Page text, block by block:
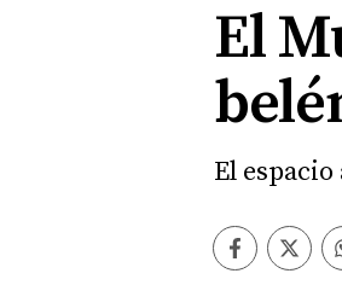
El
El
Facebook